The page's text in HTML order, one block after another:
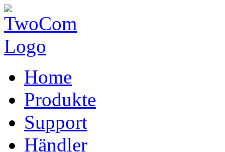
Home
Produkte
Support
Händler